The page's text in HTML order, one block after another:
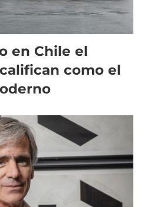
en Chile el
como el